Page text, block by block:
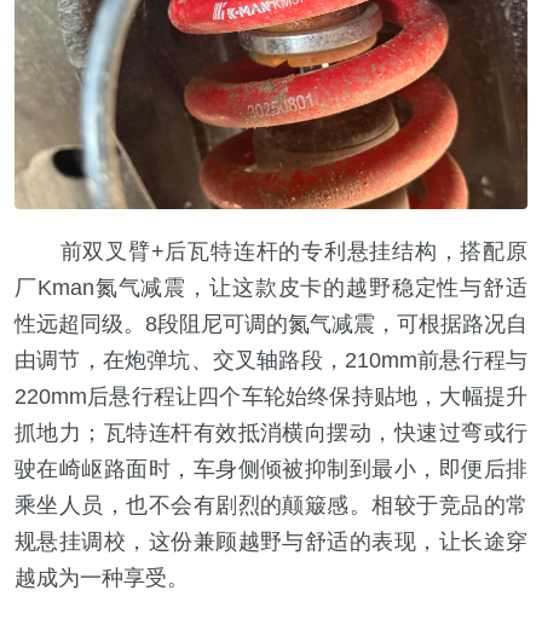
前双叉臂+后瓦特连杆的专利悬挂结构，搭配原
厂Kman氮气减震，让这款皮卡的越野稳定性与舒适
性远超同级。8段阻尼可调的氮气减震，可根据路况自
由调节，在炮弹坑、交叉轴路段，210mm前悬行程与
220mm后悬行程让四个车轮始终保持贴地，大幅提升
抓地力；瓦特连杆有效抵消横向摆动，快速过弯或行
驶在崎岖路面时，车身侧倾被抑制到最小，即便后排
乘坐人员，也不会有剧烈的颠簸感。相较于竞品的常
规悬挂调校，这份兼顾越野与舒适的表现，让长途穿
越成为一种享受。